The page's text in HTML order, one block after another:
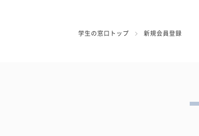
学生の窓口トップ 新規会員登録